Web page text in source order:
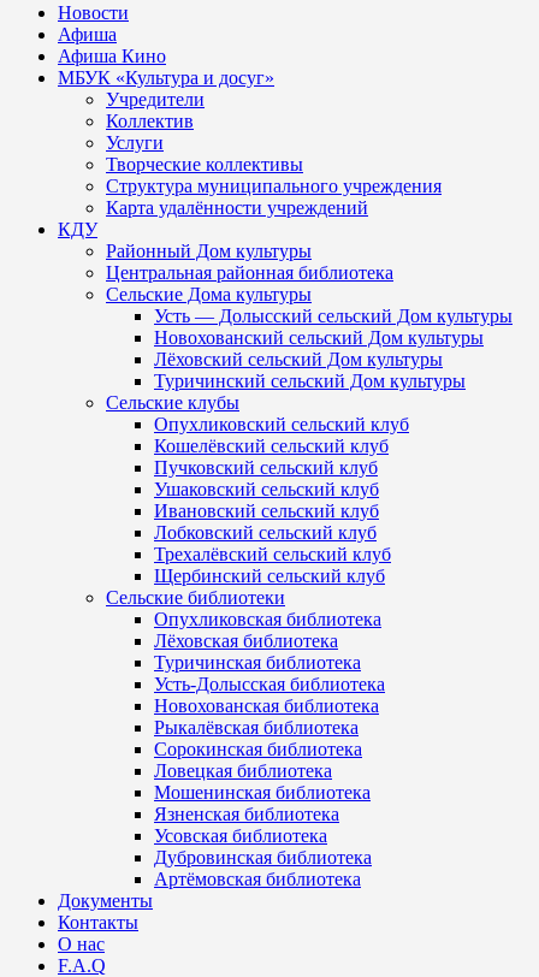
Новости
Афиша
Афиша Кино
МБУК «Культура и досуг»
Учредители
Коллектив
Услуги
Творческие коллективы
Структура муниципального учреждения
Карта удалённости учреждений
КДУ
Районный Дом культуры
Центральная районная библиотека
Сельские Дома культуры
Усть — Долысский сельский Дом культуры
Новохованский сельский Дом культуры
Лёховский сельский Дом культуры
Туричинский сельский Дом культуры
Сельские клубы
Опухликовский сельский клуб
Кошелёвский сельский клуб
Пучковский сельский клуб
Ушаковский сельский клуб
Ивановский сельский клуб
Лобковский сельский клуб
Трехалёвский сельский клуб
Щербинский сельский клуб
Сельские библиотеки
Опухликовская библиотека
Лёховская библиотека
Туричинская библиотека
Усть-Долысская библиотека
Новохованская библиотека
Рыкалёвская библиотека
Сорокинская библиотека
Ловецкая библиотека
Мошенинская библиотека
Язненская библиотека
Усовская библиотека
Дубровинская библиотека
Артёмовская библиотека
Документы
Контакты
О нас
F.A.Q